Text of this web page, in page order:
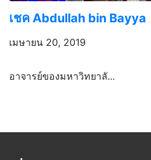
เชค Abdullah bin Bayya
เมษายน 20, 2019
อาจารย์ของมหาวิทยาลั...